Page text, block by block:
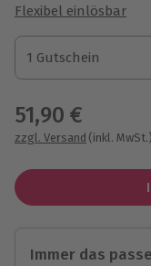
Flexibel einlösbar
1 Gutschein
1 Gutschein
1 Gutschein
51,90 €
zzgl. Versand (inkl. MwSt.)
Immer das